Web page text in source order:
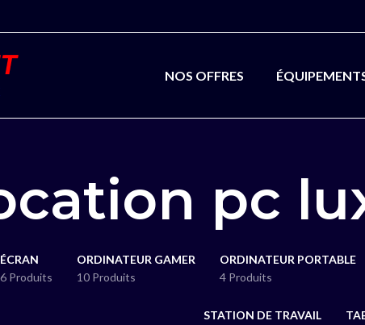
NOS OFFRES
pc
ÉCRAN
6 Produits
ORDINATEUR GAMER
10 Produits
ORDINATEUR PORTABLE
4 Produits
STATION DE TRAVAIL